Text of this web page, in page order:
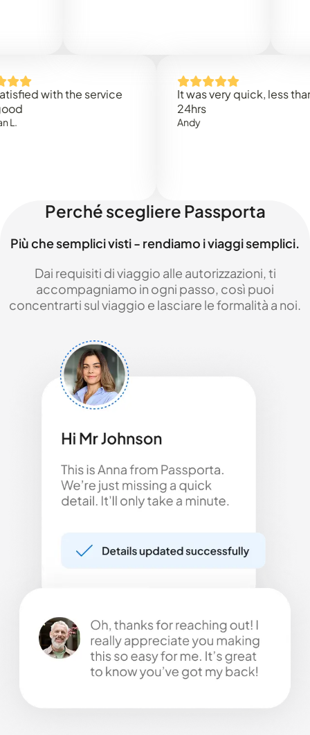
with the service
It was very quick, less than
Perché scegliere Passporta
Più che semplici visti - rendiamo i viaggi semplici.
Dai requisiti di viaggio alle autorizzazioni, ti
accompagniamo in ogni passo, così puoi
concentrarti sul viaggio e lasciare le formalità a noi.